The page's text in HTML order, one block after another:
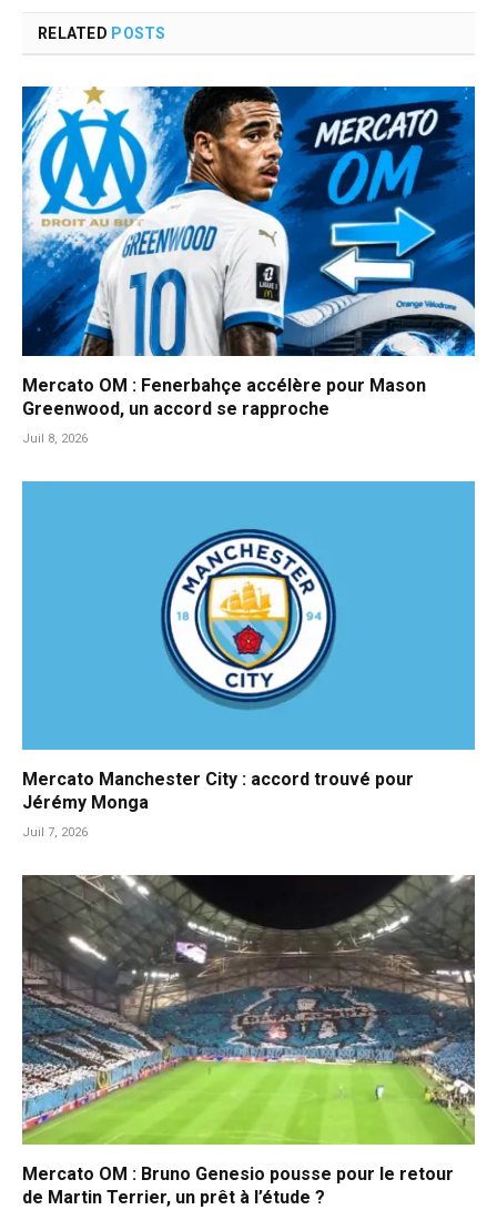
RELATED POSTS
Mercato OM : Fenerbahçe accélère pour Mason
Greenwood, un accord se rapproche
Juil 8, 2026
Mercato Manchester City : accord trouvé pour
Jérémy Monga
Juil 7, 2026
Mercato OM : Bruno Genesio pousse pour le retour
de Martin Terrier, un prêt à l’étude ?